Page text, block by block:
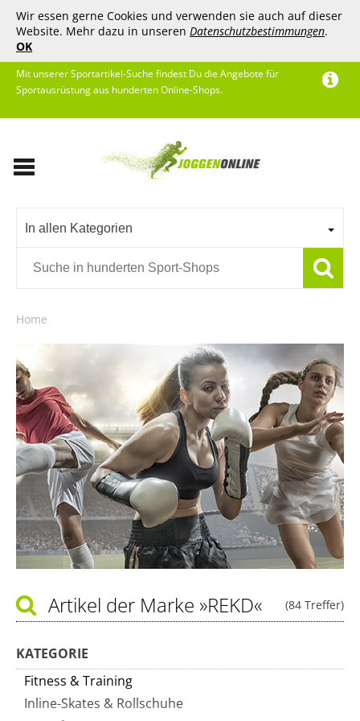
Wir essen gerne Cookies und verwenden sie auch auf dieser
Website. Mehr dazu in unseren Datenschutzbestimmungen.
OK
Mit unserer Sportartikel-Suche findest Du die Angebote für
Sportausrüstung aus hunderten Online-Shops.
In allen Kategorien
Home
(84 Treffer)
Artikel der Marke »REKD«
KATEGORIE
Fitness & Training
Inline-Skates & Rollschuhe